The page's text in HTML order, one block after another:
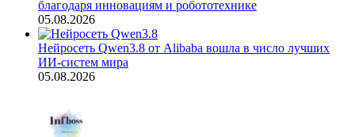
благодаря инновациям и робототехнике
05.08.2026
Нейросеть Qwen3.8 от Alibaba вошла в число лучших
ИИ-систем мира
05.08.2026